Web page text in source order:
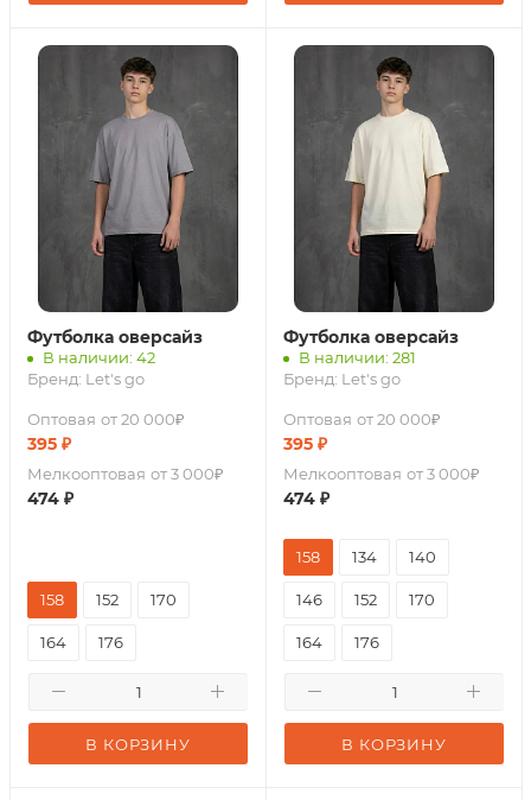
Футболка оверсайз
В наличии: 42
Бренд: Let's go
Оптовая от 20 000₽
395 ₽
Мелкооптовая от 3 000₽
474 ₽
В КОРЗИНУ
158 152 170
164 176
Футболка оверсайз
В наличии: 281
Бренд: Let's go
Оптовая от 20 000₽
395 ₽
Мелкооптовая от 3 000₽
474 ₽
В КОРЗИНУ
158 134 140
146 152 170
164 176